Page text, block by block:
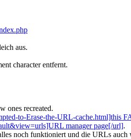
aus.
character entfernt.
ones recreated.
to-Erase-the-URL-cache.html]this
manager page[/url].
noch funktioniert und die URLs auch